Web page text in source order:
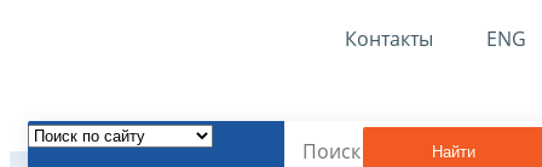
Контакты ENG
Найти